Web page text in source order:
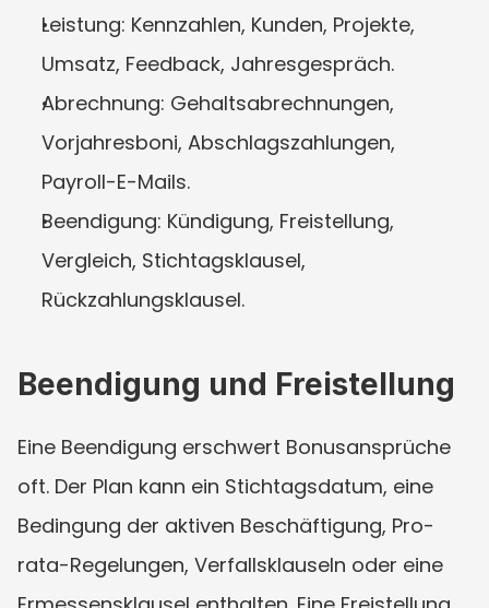
Leistung: Kennzahlen, Kunden, Projekte,
Umsatz, Feedback, Jahresgespräch.
Abrechnung: Gehaltsabrechnungen,
Vorjahresboni, Abschlagszahlungen,
Payroll-E-Mails.
Beendigung: Kündigung, Freistellung,
Vergleich, Stichtagsklausel,
Rückzahlungsklausel.
Beendigung und Freistellung
Eine Beendigung erschwert Bonusansprüche
oft. Der Plan kann ein Stichtagsdatum, eine
Bedingung der aktiven Beschäftigung, Pro-
rata-Regelungen, Verfallsklauseln oder eine